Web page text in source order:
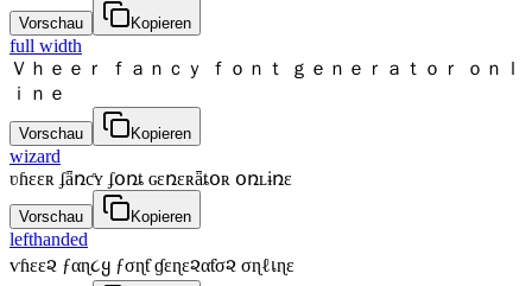
Vorschau Kopieren
full width
Ｖｈｅｅｒ ｆａｎｃｙ ｆｏｎｔ ｇｅｎｅｒａｔｏｒ ｏｎｌ
ｉｎｅ
Vorschau Kopieren
wizard
ʋɦɛɛʀ ʄǟռƈʏ ʄօռȶ ɢɛռɛʀǟȶօʀ օռʟɨռɛ
Vorschau Kopieren
lefthanded
ѵɦεε૨ ƒαɳ૮ყ ƒσɳƭ ɠεɳε૨αƭσ૨ σɳℓเɳε